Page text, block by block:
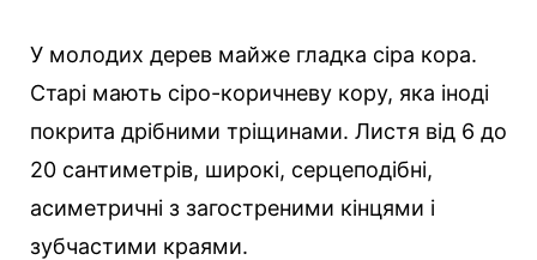
У молодих дерев майже гладка сіра кора.
Старі мають сіро-коричневу кору, яка іноді
покрита дрібними тріщинами. Листя від 6 до
20 сантиметрів, широкі, серцеподібні,
асиметричні з загостреними кінцями і
зубчастими краями.